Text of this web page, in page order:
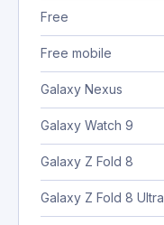
Free
Free mobile
Galaxy Nexus
Galaxy Watch 9
Galaxy Z Fold 8
Galaxy Z Fold 8 Ultra